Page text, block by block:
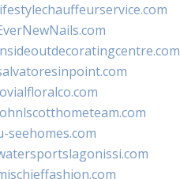
seehomes.com